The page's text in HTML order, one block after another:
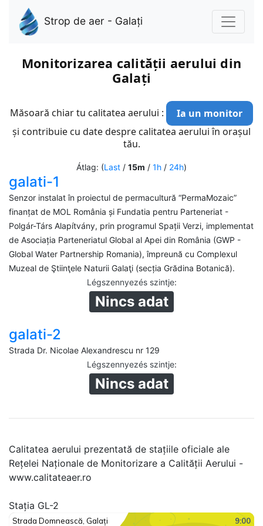
Strop de aer - Galați
Monitorizarea calității aerului din
Galați
Măsoară chiar tu calitatea aerului :
Ia un monitor
și contribuie cu date despre calitatea aerului în orașul
tău.
Átlag: (Last / 15m / 1h / 24h)
galati-1
Senzor instalat în proiectul de permacultură “PermaMozaic”
finanțat de MOL România și Fundatia pentru Parteneriat -
Polgár-Társ Alapítvány, prin programul Spații Verzi, implementat
de Asociația Parteneriatul Global al Apei din România (GWP -
Global Water Partnership Romania), împreună cu Complexul
Muzeal de Ştiinţele Naturii Galaţi (secția Grădina Botanică).
Légszennyezés szintje:
Nincs adat
galati-2
Strada Dr. Nicolae Alexandrescu nr 129
Légszennyezés szintje:
Nincs adat
Calitatea aerului prezentată de stațiile oficiale ale
Rețelei Naționale de Monitorizare a Calității Aerului -
www.calitateaer.ro
Stația GL-2